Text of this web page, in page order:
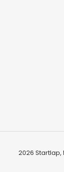
2026